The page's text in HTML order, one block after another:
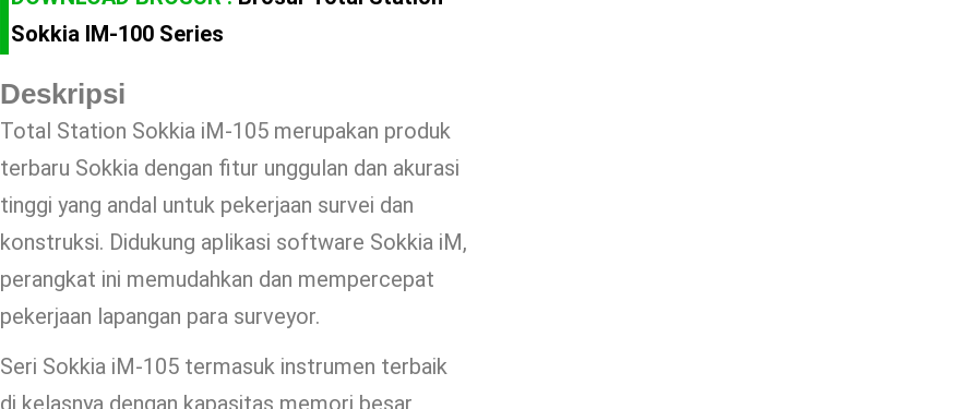
Sokkia IM-100 Series
Deskripsi
Total Station Sokkia iM-105 merupakan produk
terbaru Sokkia dengan fitur unggulan dan akurasi
tinggi yang andal untuk pekerjaan survei dan
konstruksi. Didukung aplikasi software Sokkia iM,
perangkat ini memudahkan dan mempercepat
pekerjaan lapangan para surveyor.
Seri Sokkia iM-105 termasuk instrumen terbaik